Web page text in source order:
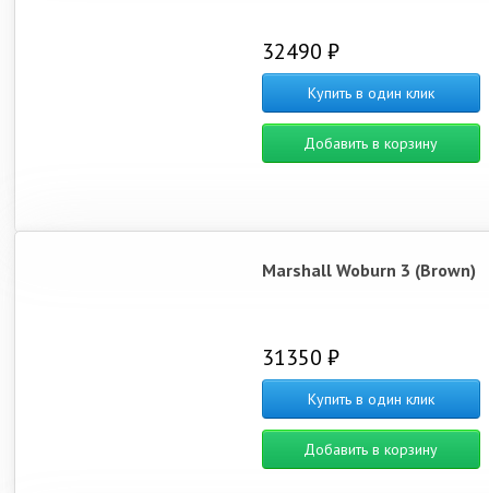
32490 ₽
Купить в один клик
Добавить в корзину
Marshall Woburn 3 (Brown)
31350 ₽
Купить в один клик
Добавить в корзину